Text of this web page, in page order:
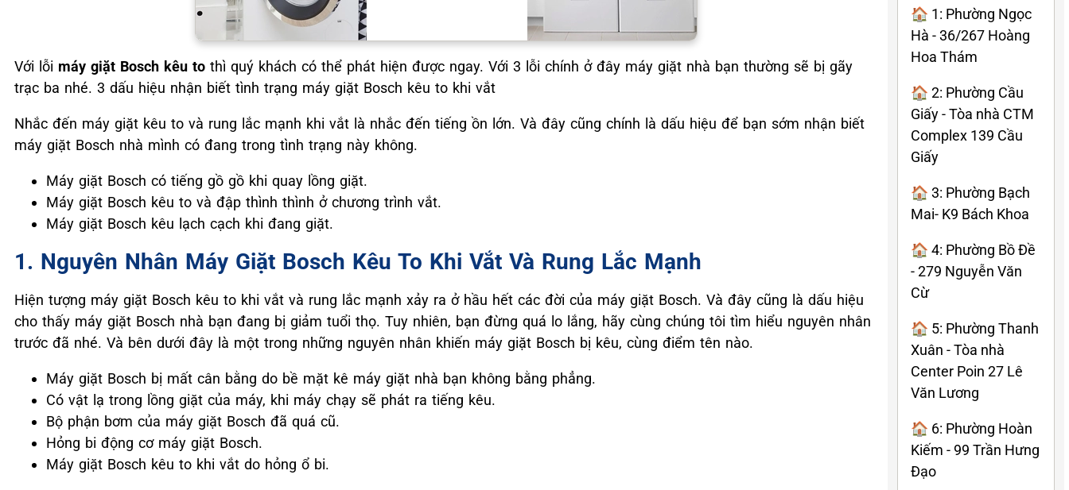
Với lỗi máy giặt Bosch kêu to thì quý khách có thể phát hiện được ngay. Với 3 lỗi chính ở đây máy giặt nhà bạn thường sẽ bị gãy
trạc ba nhé. 3 dấu hiệu nhận biết tình trạng máy giặt Bosch kêu to khi vắt
Nhắc đến máy giặt kêu to và rung lắc mạnh khi vắt là nhắc đến tiếng ồn lớn. Và đây cũng chính là dấu hiệu để bạn sớm nhận biết
máy giặt Bosch nhà mình có đang trong tình trạng này không.
Máy giặt Bosch có tiếng gồ gồ khi quay lồng giặt.
Máy giặt Bosch kêu to và đập thình thình ở chương trình vắt.
Máy giặt Bosch kêu lạch cạch khi đang giặt.
1. Nguyên Nhân Máy Giặt Bosch Kêu To Khi Vắt Và Rung Lắc Mạnh
Hiện tượng máy giặt Bosch kêu to khi vắt và rung lắc mạnh xảy ra ở hầu hết các đời của máy giặt Bosch. Và đây cũng là dấu hiệu
cho thấy máy giặt Bosch nhà bạn đang bị giảm tuổi thọ. Tuy nhiên, bạn đừng quá lo lắng, hãy cùng chúng tôi tìm hiểu nguyên nhân
trước đã nhé. Và bên dưới đây là một trong những nguyên nhân khiến máy giặt Bosch bị kêu, cùng điểm tên nào.
Máy giặt Bosch bị mất cân bằng do bề mặt kê máy giặt nhà bạn không bằng phẳng.
Có vật lạ trong lồng giặt của máy, khi máy chạy sẽ phát ra tiếng kêu.
Bộ phận bơm của máy giặt Bosch đã quá cũ.
Hỏng bi động cơ máy giặt Bosch.
Máy giặt Bosch kêu to khi vắt do hỏng ổ bi.
🏠 1: Phường Ngọc
Hà - 36/267 Hoàng
Hoa Thám
🏠 2: Phường Cầu
Giấy - Tòa nhà CTM
Complex 139 Cầu
Giấy
🏠 3: Phường Bạch
Mai- K9 Bách Khoa
🏠 4: Phường Bồ Đề
- 279 Nguyễn Văn
Cừ
🏠 5: Phường Thanh
Xuân - Tòa nhà
Center Poin 27 Lê
Văn Lương
🏠 6: Phường Hoàn
Kiếm - 99 Trần Hưng
Đạo